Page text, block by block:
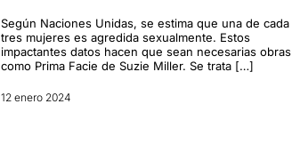
Según Naciones Unidas, se estima que una de cada
tres mujeres es agredida sexualmente. Estos
impactantes datos hacen que sean necesarias obras
como Prima Facie de Suzie Miller. Se trata […]
12 enero 2024